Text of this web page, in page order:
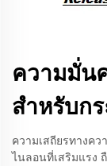
ความมั่น
สำหรับก
ความเสถียรทางค
ไนลอนที่เสริมแรง